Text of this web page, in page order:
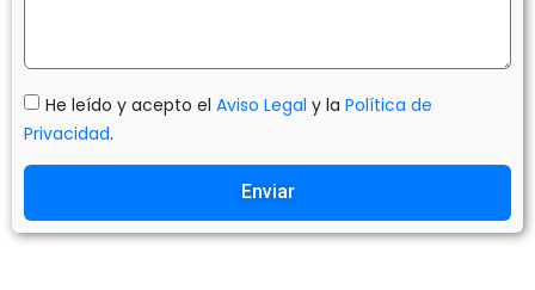
He leído y acepto el Aviso Legal y la Política de
Privacidad.
Enviar